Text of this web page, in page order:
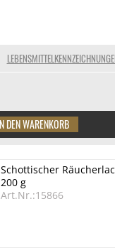
Schottischer
200 g
Art.Nr.:15866